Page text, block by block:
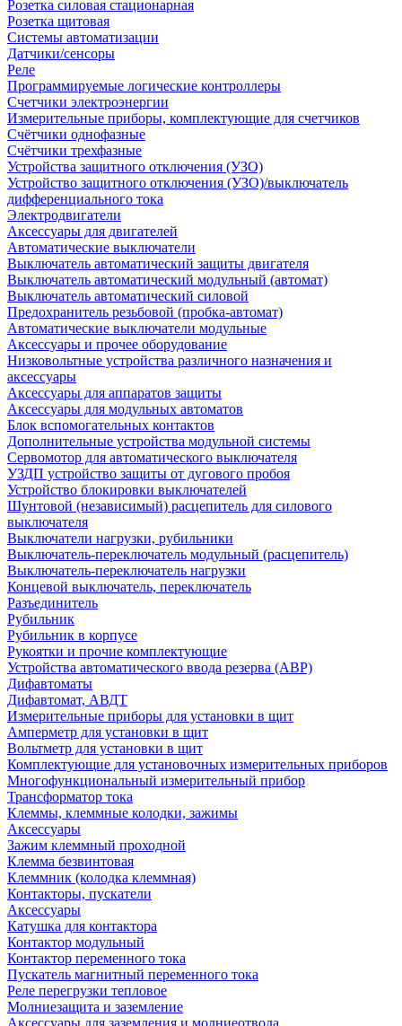
Розетка силовая стационарная
Розетка щитовая
Системы автоматизации
Датчики/сенсоры
Реле
Программируемые логические контроллеры
Счетчики электроэнергии
Измерительные приборы, комплектующие для счетчиков
Счётчики однофазные
Счётчики трехфазные
Устройства защитного отключения (УЗО)
Устройство защитного отключения (УЗО)/выключатель
дифференциального тока
Электродвигатели
Аксессуары для двигателей
Автоматические выключатели
Выключатель автоматический защиты двигателя
Выключатель автоматический модульный (автомат)
Выключатель автоматический силовой
Предохранитель резьбовой (пробка-автомат)
Автоматические выключатели модульные
Аксессуары и прочее оборудование
Низковольтные устройства различного назначения и
аксессуары
Аксессуары для аппаратов защиты
Аксессуары для модульных автоматов
Блок вспомогательных контактов
Дополнительные устройства модульной системы
Сервомотор для автоматического выключателя
УЗДП устройство защиты от дугового пробоя
Устройство блокировки выключателей
Шунтовой (независимый) расцепитель для силового
выключателя
Выключатели нагрузки, рубильники
Выключатель-переключатель модульный (расцепитель)
Выключатель-переключатель нагрузки
Концевой выключатель, переключатель
Разъединитель
Рубильник
Рубильник в корпусе
Рукоятки и прочие комплектующие
Устройства автоматического ввода резерва (АВР)
Дифавтоматы
Дифавтомат, АВДТ
Измерительные приборы для установки в щит
Амперметр для установки в щит
Вольтметр для установки в щит
Комплектующие для установочных измерительных приборов
Многофункциональный измерительный прибор
Трансформатор тока
Клеммы, клеммные колодки, зажимы
Аксессуары
Зажим клеммный проходной
Клемма безвинтовая
Клеммник (колодка клеммная)
Контакторы, пускатели
Аксессуары
Катушка для контактора
Контактор модульный
Контактор переменного тока
Пускатель магнитный переменного тока
Реле перегрузки тепловое
Молниезащита и заземление
Аксессуары для заземления и молниеотвода